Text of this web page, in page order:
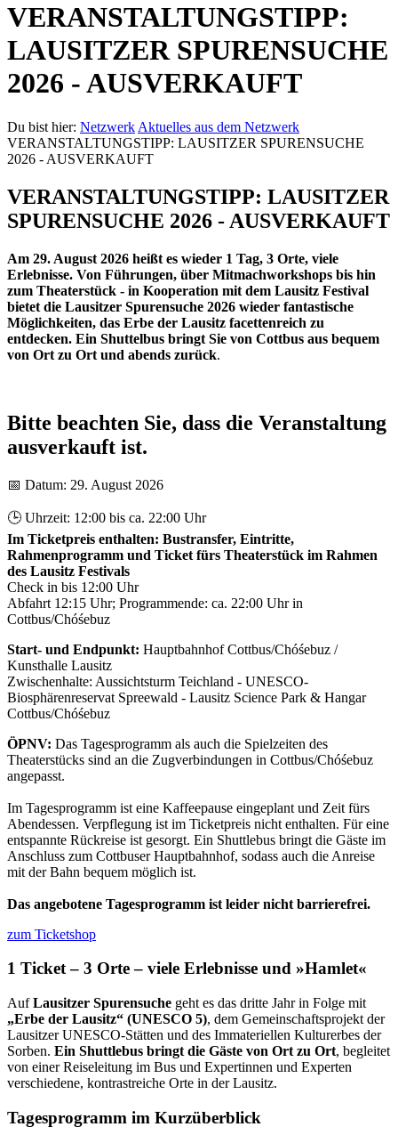
VERANSTALTUNGSTIPP:
LAUSITZER SPURENSUCHE
2026 - AUSVERKAUFT
Du bist hier: Netzwerk Aktuelles aus dem Netzwerk
VERANSTALTUNGSTIPP: LAUSITZER SPURENSUCHE
2026 - AUSVERKAUFT
VERANSTALTUNGSTIPP: LAUSITZER
SPURENSUCHE 2026 - AUSVERKAUFT
Am 29. August 2026 heißt es wieder 1 Tag, 3 Orte, viele
Erlebnisse. Von Führungen, über Mitmachworkshops bis hin
zum Theaterstück - in Kooperation mit dem Lausitz Festival
bietet die Lausitzer Spurensuche 2026 wieder fantastische
Möglichkeiten, das Erbe der Lausitz facettenreich zu
entdecken. Ein Shuttelbus bringt Sie von Cottbus aus bequem
von Ort zu Ort und abends zurück.
Bitte beachten Sie, dass die Veranstaltung
ausverkauft ist.
📅 Datum: 29. August 2026
🕒 Uhrzeit: 12:00 bis ca. 22:00 Uhr
Im Ticketpreis enthalten: Bustransfer, Eintritte,
Rahmenprogramm und Ticket fürs Theaterstück im Rahmen
des Lausitz Festivals
Check in bis 12:00 Uhr
Abfahrt 12:15 Uhr; Programmende: ca. 22:00 Uhr in
Cottbus/Chóśebuz
Start- und Endpunkt: Hauptbahnhof Cottbus/Chóśebuz /
Kunsthalle Lausitz
Zwischenhalte: Aussichtsturm Teichland - UNESCO-
Biosphärenreservat Spreewald - Lausitz Science Park & Hangar
Cottbus/Chóśebuz
ÖPNV: Das Tagesprogramm als auch die Spielzeiten des
Theaterstücks sind an die Zugverbindungen in Cottbus/Chóśebuz
angepasst.
Im Tagesprogramm ist eine Kaffeepause eingeplant und Zeit fürs
Abendessen. Verpflegung ist im Ticketpreis nicht enthalten. Für eine
entspannte Rückreise ist gesorgt. Ein Shuttlebus bringt die Gäste im
Anschluss zum Cottbuser Hauptbahnhof, sodass auch die Anreise
mit der Bahn bequem möglich ist.
Das angebotene Tagesprogramm ist leider nicht barrierefrei.
zum Ticketshop
1 Ticket – 3 Orte – viele Erlebnisse und »Hamlet«
AufLausitzer Spurensuche geht es das dritte Jahr in Folge mit
„Erbe der Lausitz“ (UNESCO 5), dem Gemeinschaftsprojekt der
Lausitzer UNESCO-Stätten und des Immateriellen Kulturerbes der
Sorben. Ein Shuttlebus bringt die Gäste von Ort zu Ort, begleitet
von einer Reiseleitung im Bus und Expertinnen und Experten
verschiedene, kontrastreiche Orte in der Lausitz.
Tagesprogramm im Kurzüberblick